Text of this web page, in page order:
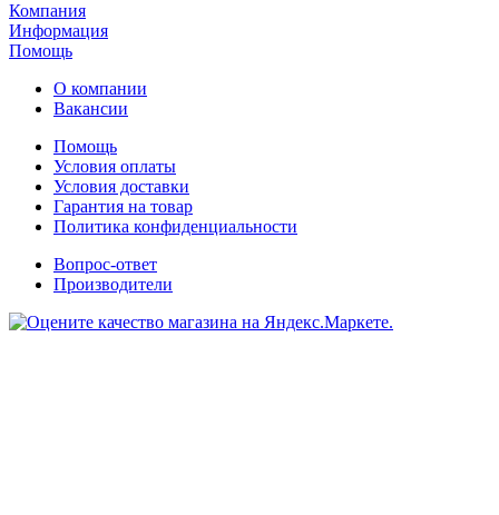
Компания
Информация
Помощь
О компании
Вакансии
Помощь
Условия оплаты
Условия доставки
Гарантия на товар
Политика конфиденциальности
Вопрос-ответ
Производители